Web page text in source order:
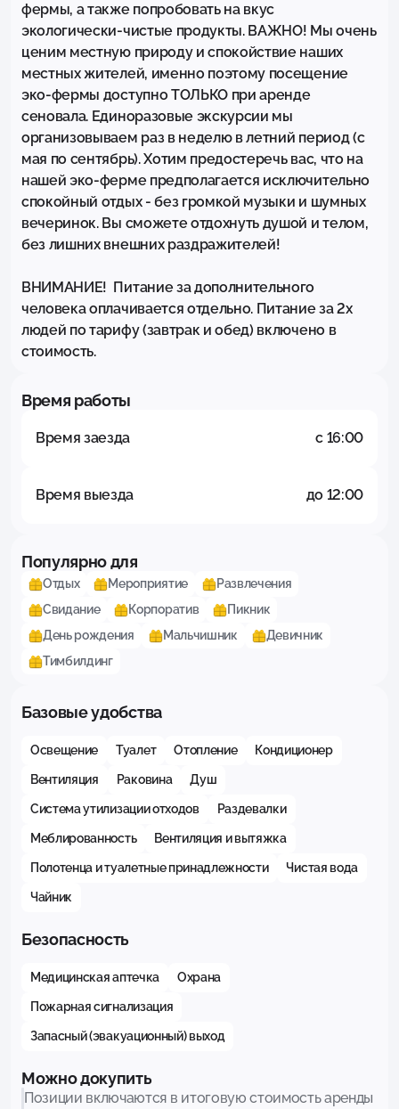
фермы, а также попробовать на вкус
экологически-чистые продукты. ВАЖНО! Мы очень
ценим местную природу и спокойствие наших
местных жителей, именно поэтому посещение
эко-фермы доступно ТОЛЬКО при аренде
сеновала. Единоразовые экскурсии мы
организовываем раз в неделю в летний период (с
мая по сентябрь). Хотим предостеречь вас, что на
нашей эко-ферме предполагается исключительно
спокойный отдых - без громкой музыки и шумных
вечеринок. Вы сможете отдохнуть душой и телом,
без лишних внешних раздражителей!
ВНИМАНИЕ!  Питание за дополнительного
человека оплачивается отдельно. Питание за 2х
людей по тарифу (завтрак и обед) включено в
стоимость.
Время работы
Время заезда с 16:00
Время выезда до 12:00
Популярно для
Отдых Мероприятие
Развлечения
Свидание
Корпоратив
Пикник
День рождения
Мальчишник
Девичник
Тимбилдинг
Базовые удобства
Освещение Туалет Отопление Кондиционер
Вентиляция Раковина Душ
Система утилизации отходов Раздевалки
Меблированность Вентиляция и вытяжка
Полотенца и туалетные принадлежности Чистая вода
Чайник
Безопасность
Медицинская аптечка Охрана
Пожарная сигнализация
Запасный (эвакуационный) выход
Можно докупить
Позиции включаются в итоговую стоимость аренды